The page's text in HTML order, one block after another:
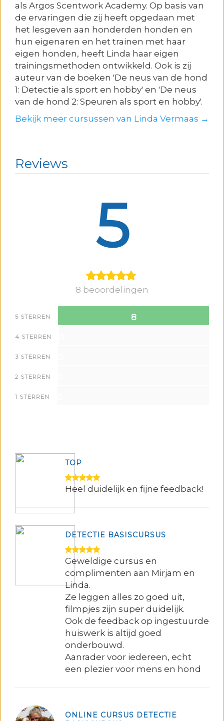
als Argos Scentwork Academy. Op basis van
de ervaringen die zij heeft opgedaan met
het lesgeven aan honderden honden en
hun eigenaren en het trainen met haar
eigen honden, heeft Linda haar eigen
trainingsmethoden ontwikkeld. Ook is zij
auteur van de boeken 'De neus van de hond
1: Detectie als sport en hobby' en 'De neus
van de hond 2: Speuren als sport en hobby'.
Bekijk meer cursussen van Linda Vermaas →
Reviews
5
8 beoordelingen
5 STERREN 8
4 STERREN
3 STERREN
2 STERREN
1 STERREN
TOP
Heel duidelijk en fijne feedback!
DETECTIE BASISCURSUS
Geweldige cursus en
complimenten aan Mirjam en
Linda.
Ze leggen alles zo goed uit,
filmpjes zijn super duidelijk.
Ook de feedback op ingestuurde
huiswerk is altijd goed
onderbouwd.
Aanrader voor iedereen, echt
een plezier voor mens en hond
ONLINE CURSUS DETECTIE